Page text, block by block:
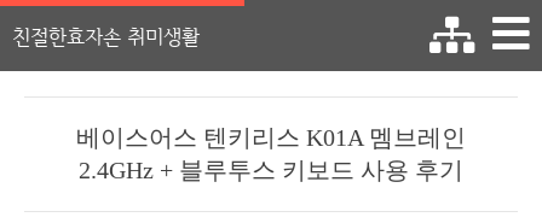
친절한효자손 취미생활
베이스어스 텐키리스 K01A 멤브레인
2.4GHz + 블루투스 키보드 사용 후기